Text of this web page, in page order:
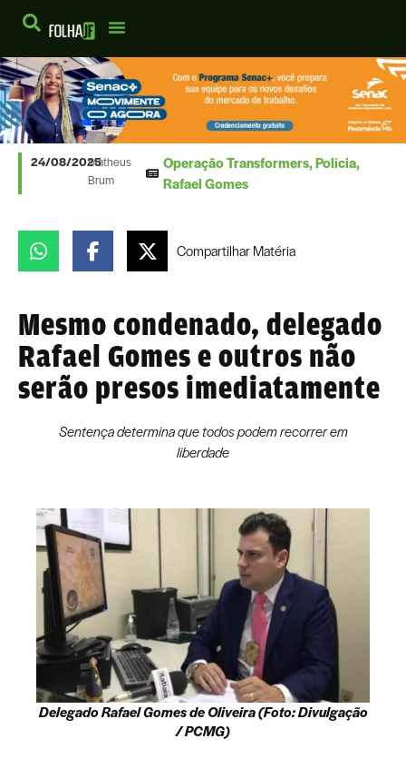
24/08/2025Matheus
Brum
Operação Transformers,Polícia,
Rafael Gomes
CompartilharMatéria
Mesmo condenado, delegado
Rafael Gomes e outros não
serão presos imediatamente
Sentença determina que todos podem recorrer em
liberdade
Delegado Rafael Gomes de Oliveira (Foto: Divulgação
/ PCMG)